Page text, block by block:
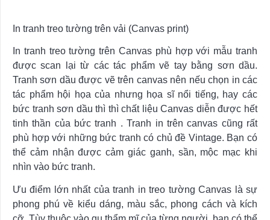
In tranh treo tường trên vải (Canvas print)
In tranh treo tường trên Canvas phù hợp với mẫu tranh
được scan lại từ các tác phẩm vẽ tay bằng sơn dầu.
Tranh sơn dầu được vẽ trên canvas nên nếu chọn in các
tác phẩm hội họa của nhưng họa sĩ nổi tiếng, hay các
bức tranh sơn dầu thì thì chất liệu Canvas diễn được hết
tinh thần của bức tranh . Tranh in trên canvas cũng rất
phù hợp với những bức tranh có chủ đề Vintage. Bạn có
thể cảm nhận được cảm giác ganh, sần, mộc mạc khi
nhìn vào bức tranh.
Ưu điểm lớn nhất của tranh in treo tường Canvas là sự
phong phú về kiểu dáng, màu sắc, phong cách và kích